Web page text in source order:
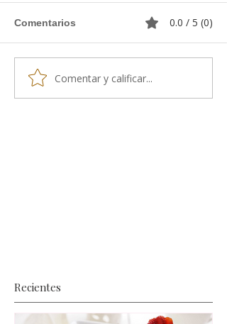
Comentarios 0.0 / 5 (0)
Comentar y calificar...
Recientes